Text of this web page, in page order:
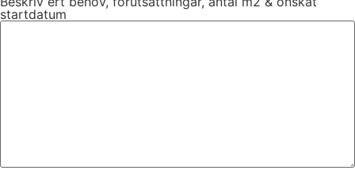
startdatum